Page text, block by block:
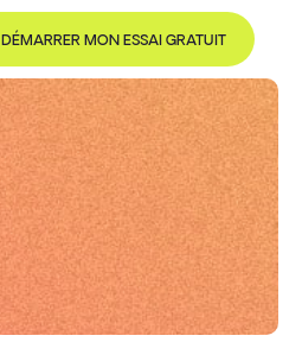
DÉMARRER MON ESSAI GRATUIT